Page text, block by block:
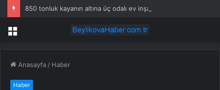
850 tonluk kayanın altına üç odalı ev inşa etti
Menü
Anasayfa / Haber
Haber